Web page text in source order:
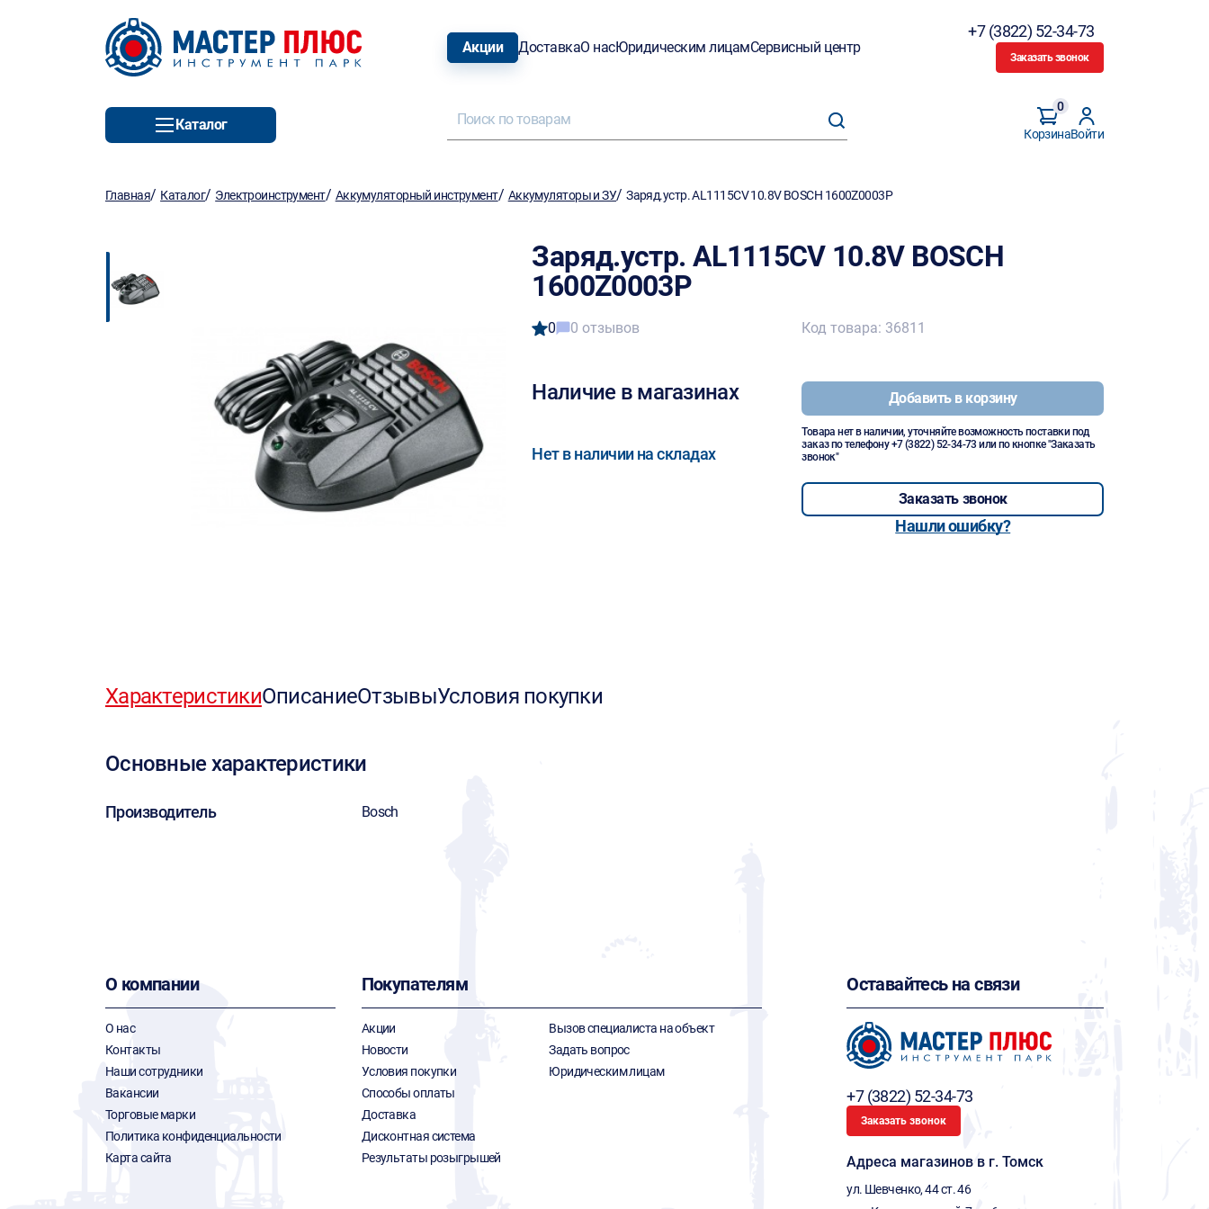
Акции ДоставкаО насЮридическим лицамСервисный центр
+7 (3822) 52-34-73
Заказать звонок
Каталог
Корзина
0
Войти
Главная/ Каталог/ Электроинструмент/ Аккумуляторный инструмент/ Аккумуляторы и ЗУ/Заряд.устр. AL1115CV 10.8V ВOSCH 1600Z0003P
Заряд.устр. AL1115CV 10.8V ВOSCH
1600Z0003P
0 0 отзывов
Наличие в магазинах
Нет в наличии на складах
Код товара: 36811
Добавить в корзину
Товара нет в наличии, уточняйте возможность поставки под
заказ по телефону+7 (3822) 52-34-73 или по кнопке "Заказать
звонок"
Заказать звонок
Нашли ошибку?
ХарактеристикиОписаниеОтзывыУсловия покупки
Основные характеристики
Производитель Bosch
О компании
О нас
Контакты
Наши сотрудники
Вакансии
Торговые марки
Политика конфиденциальности
Карта сайта
Покупателям
Акции
Новости
Условия покупки
Способы оплаты
Доставка
Дисконтная система
Результаты розыгрышей
Вызов специалиста на объект
Задать вопрос
Юридическим лицам
Оставайтесь на связи
+7 (3822) 52-34-73
Заказать звонок
Адреса магазинов в г. Томск
ул. Шевченко, 44 ст. 46